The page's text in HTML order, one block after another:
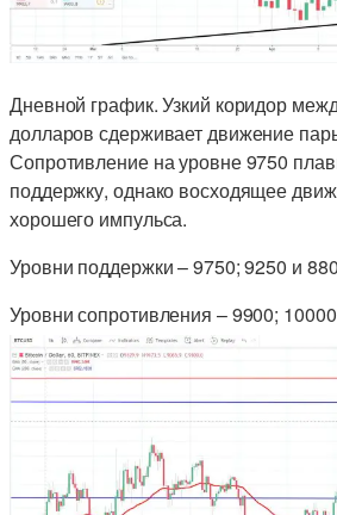
Дневной график. Узкий коридор
долларов сдерживает движение
Сопротивление на уровне 9750
поддержку, однако восходящее
хорошего импульса.
Уровни поддержки – 9750; 9250 и
Уровни сопротивления – 9900;